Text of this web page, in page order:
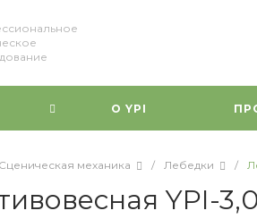
О YPI
Сценическая механика / Лебедки /
YPI-